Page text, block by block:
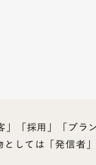
」「採用」「ブラ
しては「発信者